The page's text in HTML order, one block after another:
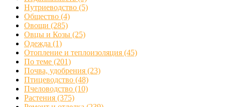
Нутриеводство (5)
Общество (4)
Овощи (285)
Овцы и Козы (25)
Одежда (1)
Отопление и теплоизоляция (45)
По теме (201)
Почва, удобрения (23)
Птицеводство (48)
Пчеловодство (10)
Растения (375)